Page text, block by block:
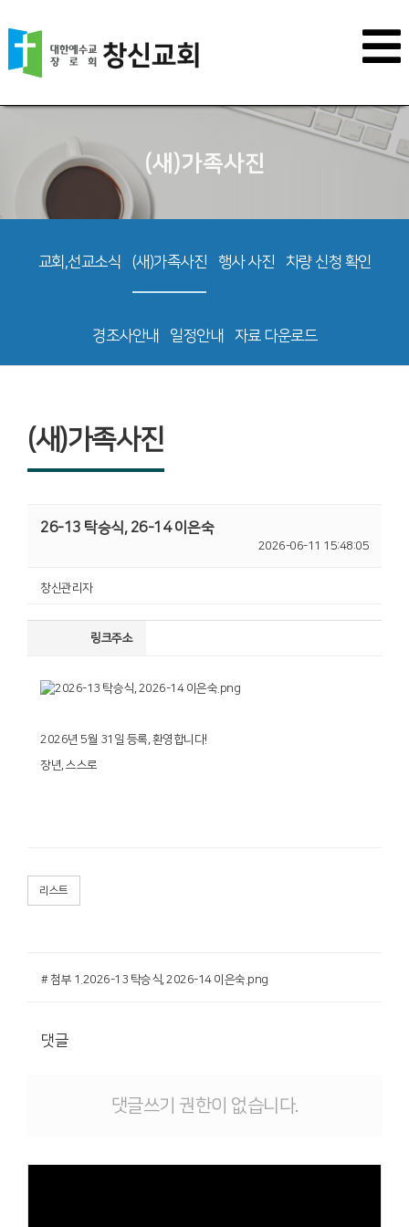
(새)가족사진
교회,선교소식 (새)가족사진 행사 사진 차량 신청 확인
경조사안내 일정안내 자료 다운로드
(새)가족사진
26-13 탁승식, 26-14 이은숙
2026-06-11 15:48:05
창신관리자
링크주소
2026년 5월 31일 등록, 환영합니다!
장년, 스스로
리스트
# 첨부 1.2026-13 탁승식, 2026-14 이은숙.png
댓글
댓글쓰기 권한이 없습니다.